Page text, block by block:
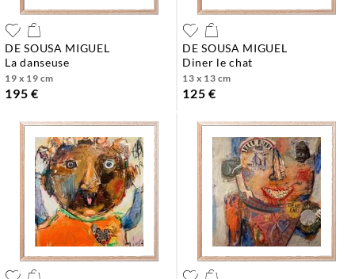
DE SOUSA MIGUEL
la danseuse
19 x 19 cm
195 €
DE SOUSA MIGUEL
diner le chat
13 x 13 cm
125 €